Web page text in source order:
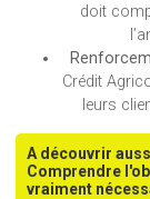
doit
Crédit
leurs
A découvrir
Comprendre
vraiment